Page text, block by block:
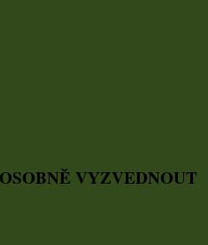
VYZVEDNOUT